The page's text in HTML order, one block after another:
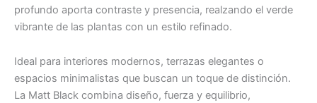
profundo aporta contraste y presencia, realzando el verde
vibrante de las plantas con un estilo refinado.
Ideal para interiores modernos, terrazas elegantes o
espacios minimalistas que buscan un toque de distinción.
La Matt Black combina diseño, fuerza y equilibrio,